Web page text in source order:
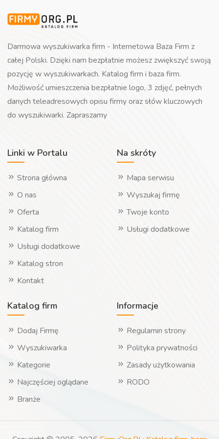
Darmowa wyszukiwarka firm - Internetowa Baza Firm z
całej Polski. Dzięki nam bezpłatnie możesz zwiększyć swoją
pozycję w wyszukiwarkach. Katalog firm i baza firm.
Możliwość umieszczenia bezpłatnie logo, 3 zdjęć, pełnych
danych teleadresowych opisu firmy oraz słów kluczowych
do wyszukiwarki. Zapraszamy
Linki w Portalu
Strona główna
O nas
Oferta
Katalog firm
Usługi dodatkowe
Katalog stron
Kontakt
Na skróty
Mapa serwisu
Wyszukaj firmę
Twoje konto
Usługi dodatkowe
Katalog firm
Dodaj Firmę
Wyszukiwarka
Kategorie
Najczęściej oglądane
Branże
Informacje
Regulamin strony
Polityka prywatności
Zasady użytkowania
RODO